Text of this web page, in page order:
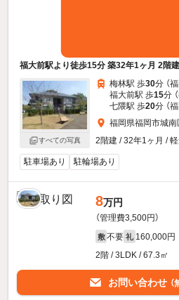
福大前駅より徒歩15分 築32年1ヶ月 2階
すべての写真
梅林駅 歩30分 （
福大前駅 歩15分
七隈駅 歩20分 （
福岡県福岡市城南
2階建 / 32年1ヶ月 /
駐車場あり 駐輪場あり
8万円
（管理費3,500円）
敷 不要 礼 160,000円
2階 / 3LDK / 67.3㎡
お問い合わせ （